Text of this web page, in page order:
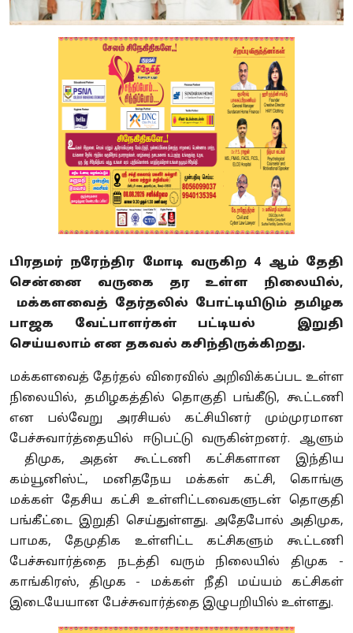
பிரதமர் நரேந்திர மோடி வருகிற 4 ஆம் தேதி
சென்னை வருகை தர உள்ள நிலையில்,
மக்களவைத் தேர்தலில் போட்டியிடும் தமிழக
பாஜக வேட்பாளர்கள் பட்டியல் இறுதி
செய்யலாம் என தகவல் கசிந்திருக்கிறது.
மக்களவைத் தேர்தல் விரைவில் அறிவிக்கப்பட உள்ள
நிலையில், தமிழகத்தில் தொகுதி பங்கீடு, கூட்டணி
என பல்வேறு அரசியல் கட்சியினர் மும்முரமான
பேச்சுவார்த்தையில் ஈடுபட்டு வருகின்றனர். ஆளும்
திமுக, அதன் கூட்டணி கட்சிகளான இந்திய
கம்யூனிஸ்ட், மனிதநேய மக்கள் கட்சி, கொங்கு
மக்கள் தேசிய கட்சி உள்ளிட்டவைகளுடன் தொகுதி
பங்கீட்டை இறுதி செய்துள்ளது. அதேபோல் அதிமுக,
பாமக, தேமுதிக உள்ளிட்ட கட்சிகளும் கூட்டணி
பேச்சுவார்த்தை நடத்தி வரும் நிலையில் திமுக -
காங்கிரஸ், திமுக - மக்கள் நீதி மய்யம் கட்சிகள்
இடையேயான பேச்சுவார்த்தை இழுபறியில் உள்ளது.